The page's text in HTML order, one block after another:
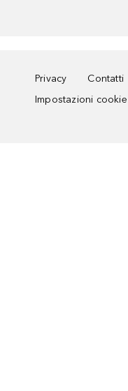
Privacy Contatti
Impostazioni cookie